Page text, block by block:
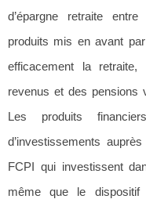
d’épargne retraite
produits mis en avant
efficacement la
revenus et des pensions
Les produits
d’investissements
FCPI qui investissent
même que le dispositif